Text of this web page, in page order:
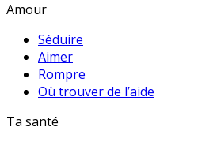
Amour
Séduire
Aimer
Rompre
Où trouver de l’aide
Ta santé